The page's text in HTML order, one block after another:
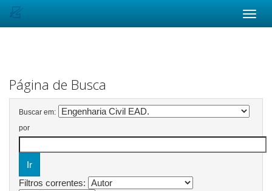
Página de Busca
Buscar em:
por
Filtros correntes: